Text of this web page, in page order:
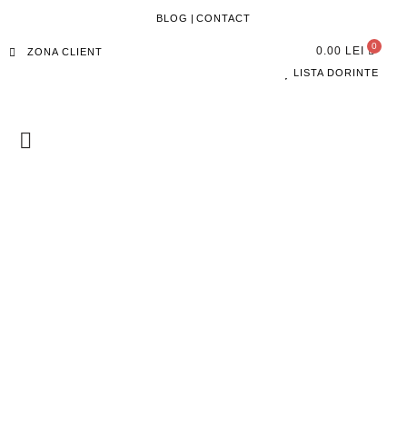
BLOG | CONTACT
ZONA CLIENT 0.00 LEI
LISTA DORINTE